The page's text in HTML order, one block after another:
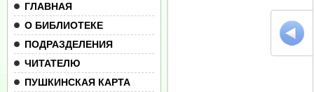
ГЛАВНАЯ
О БИБЛИОТЕКЕ
ПОДРАЗДЕЛЕНИЯ
ЧИТАТЕЛЮ
ПУШКИНСКАЯ КАРТА